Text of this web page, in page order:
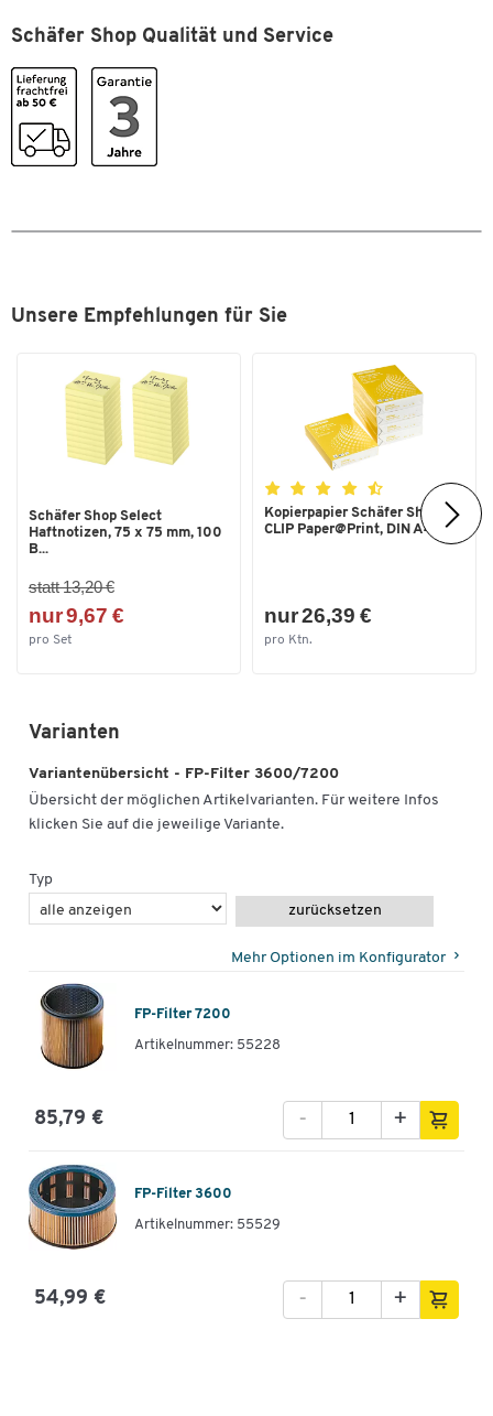
Schäfer Shop Qualität und Service
Unsere Empfehlungen für Sie
Schäfer Shop Select
Haftnotizen, 75 x 75 mm, 100
B...
statt 13,20 €
nur 9,67 €
pro Set
Kopierpapier Schäfer Shop
CLIP Paper@Print, DIN A4...
nur 26,39 €
pro Ktn.
Varianten
Variantenübersicht - FP-Filter 3600/7200
Übersicht der möglichen Artikelvarianten. Für weitere Infos
klicken Sie auf die jeweilige Variante.
Typ
zurücksetzen
Mehr Optionen im Konfigurator
FP-Filter 7200
Artikelnummer: 55228
85,79 € +
-
FP-Filter 3600
Artikelnummer: 55529
54,99 € +
-
Zum Zoomen doppeltippen